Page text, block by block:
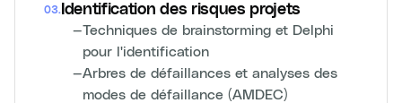
03. Identification des risques projets
—Techniques de brainstorming et Delphi
pour l'identification
—Arbres de défaillances et analyses des
modes de défaillance (AMDEC)